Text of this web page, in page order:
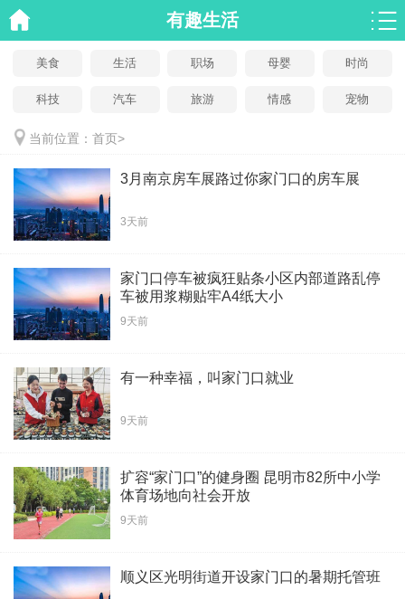
有趣生活
美食 生活 职场 母婴 时尚
科技 汽车 旅游 情感 宠物
当前位置： 首页>
3月南京房车展路过你家门口的房车展
3天前
家门口停车被疯狂贴条小区内部道路乱停
车被用浆糊贴牢A4纸大小
9天前
有一种幸福，叫家门口就业
9天前
扩容“家门口”的健身圈 昆明市82所中小学
体育场地向社会开放
9天前
顺义区光明街道开设家门口的暑期托管班